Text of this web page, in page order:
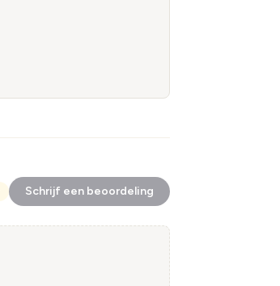
Schrijf een beoordeling